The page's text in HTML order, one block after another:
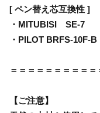
[ ペン替え芯互換性 ]
・MITUBISI SE-7
・PILOT BRFS-10F-B
＝＝＝＝＝＝＝＝＝＝
【ご注意】